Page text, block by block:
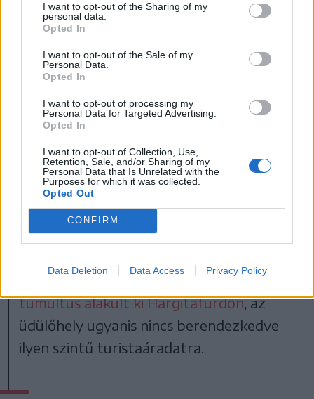
I want to opt-out of the Sharing of my
personal data.
Opted In
I want to opt-out of the Sale of my
Personal Data.
Opted In
I want to opt-out of processing my
Personal Data for Targeted Advertising.
Opted In
I want to opt-out of Collection, Use,
Retention, Sale, and/or Sharing of my
Personal Data that Is Unrelated with the
Purposes for which it was collected.
Opted Out
CONFIRM
Data Deletion Data Access Privacy Policy
FOTÓ: PINTI ATTILA
Vajon meddig lesz még
lehetőségünk legalább a
hegyekben havat látni?
A téli kikapcsolódási lehetőségekre tehát
nem lehet panasz idén, bőven van ahová
sízni menni Hargita megyében, a
tapasztalatok mégis azt mutatják, hogy
még mindig a Hargita hegység emelkedői a
szabadságolások alkalmával például óriási
tumultus alakult ki Hargitafürdőn, az
üdülőhely ugyanis nincs berendezkedve
ilyen szintű turistaáradatra.